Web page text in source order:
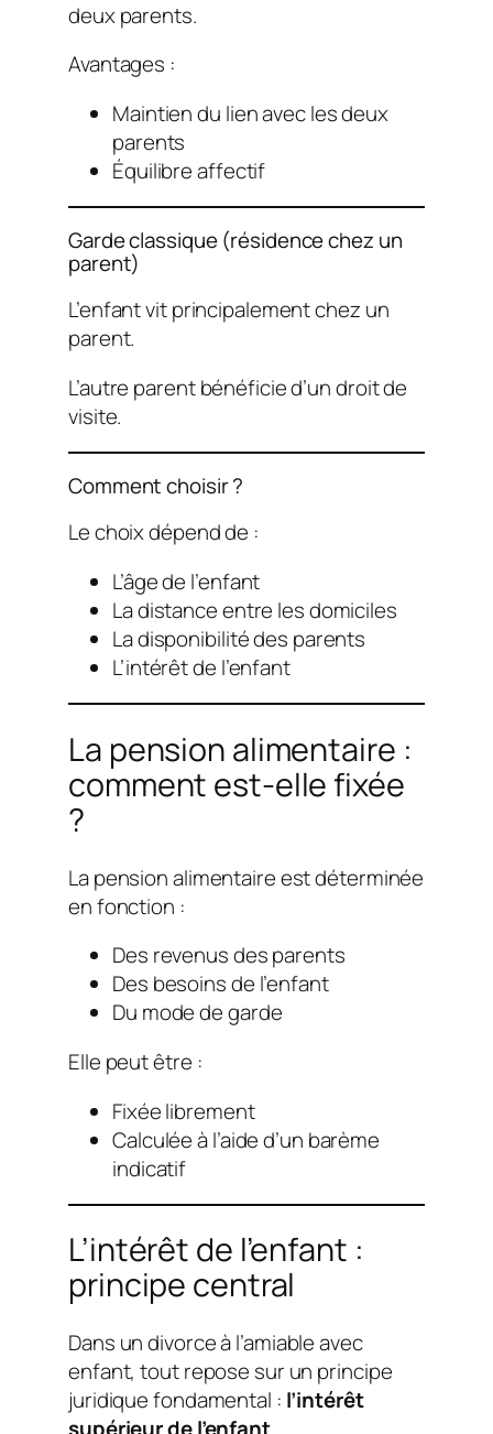
deux parents.
Avantages :
Maintien du lien avec les deux
parents
Équilibre affectif
Garde classique (résidence chez un
parent)
L’enfant vit principalement chez un
parent.
L’autre parent bénéficie d’un droit de
visite.
Comment choisir ?
Le choix dépend de :
L’âge de l’enfant
La distance entre les domiciles
La disponibilité des parents
L’intérêt de l’enfant
La pension alimentaire :
comment est-elle fixée
?
La pension alimentaire est déterminée
en fonction :
Des revenus des parents
Des besoins de l’enfant
Du mode de garde
Elle peut être :
Fixée librement
Calculée à l’aide d’un barème
indicatif
L’intérêt de l’enfant :
principe central
Dans un divorce à l’amiable avec
enfant, tout repose sur un principe
juridique fondamental : l’intérêt